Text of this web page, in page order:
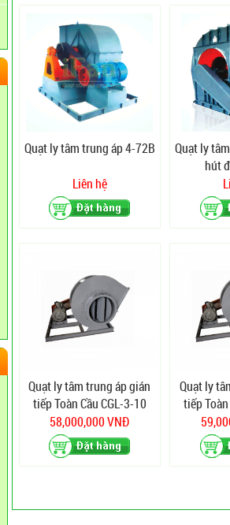
Quạt ly tâm trung áp 4-72B
Liên hệ
Quạt ly
hút
Quạt ly tâm trung áp gián
tiếp Toàn Cầu CGL-3-10
(30 Kw)
58,000,000 VNĐ
Quạt ly
tiếp